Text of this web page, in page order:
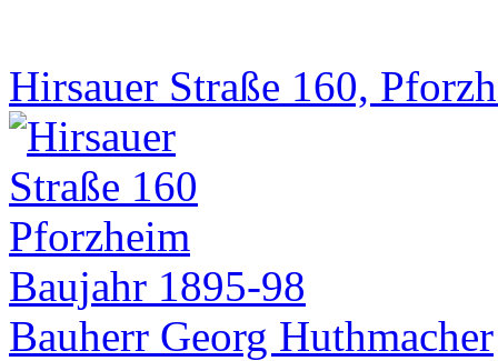
Hirsauer Straße 160,
Baujahr 1895-98
Bauherr Georg Huthmacher